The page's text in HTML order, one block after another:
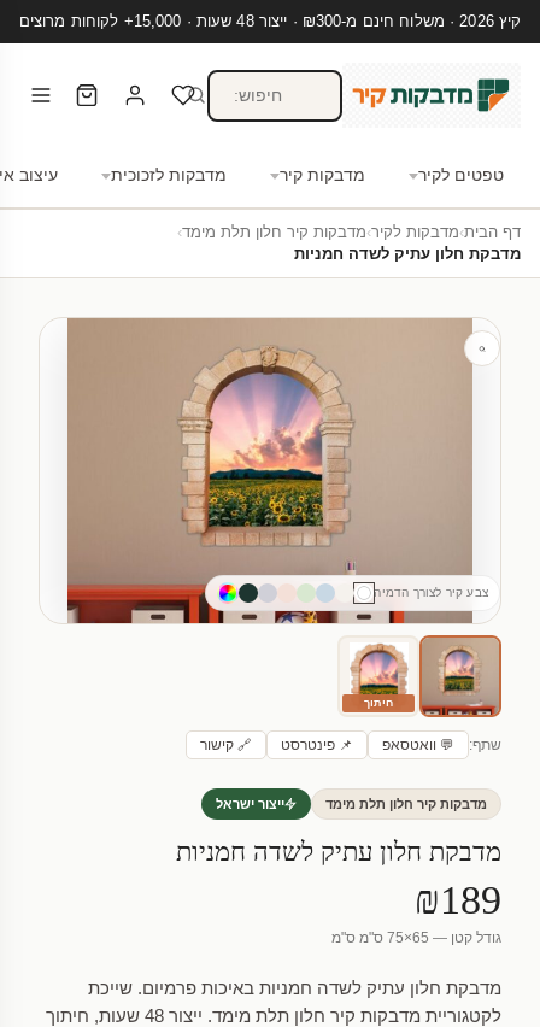
קיץ 2026 · משלוח חינם מ-₪300 · ייצור 48 שעות · 15,000+ לקוחות מרוצים
טפטים לקיר מדבקות קיר מדבקות לזכוכית עיצוב
דף הבית›מדבקות לקיר›מדבקות קיר חלון תלת מימד›
מדבקת חלון עתיק לשדה חמניות
צבע קיר לצורך הדמיה
חיתוך
שתף: 💬 וואטסאפ 📌 פינטרסט 🔗 קישור
מדבקות קיר חלון תלת מימד ייצור ישראל
מדבקת חלון עתיק לשדה חמניות
₪189
גודל קטן — 65×75 ס"מ ס"מ
מדבקת חלון עתיק לשדה חמניות באיכות פרמיום. שייכת
לקטגוריית מדבקות קיר חלון תלת מימד. ייצור 48 שעות, חיתוך